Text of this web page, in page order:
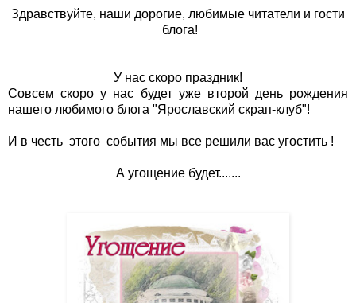
Здравствуйте, наши дорогие, любимые читатели и гости
блога!
У нас скоро праздник!
Совсем скоро у нас будет уже второй день рождения
нашего любимого блога "Ярославский скрап-клуб"!
И в честь этого события мы все решили вас угостить !
А угощение будет.......